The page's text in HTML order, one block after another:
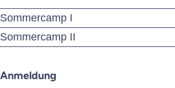
Sommercamp I
Sommercamp II
Anmeldung